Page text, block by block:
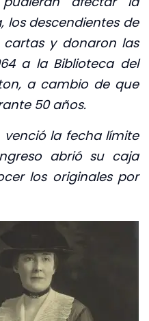
los descendientes de
y donaron las
a la Biblioteca del
a cambio de que
50 años.
venció la fecha límite
abrió su caja
los originales por